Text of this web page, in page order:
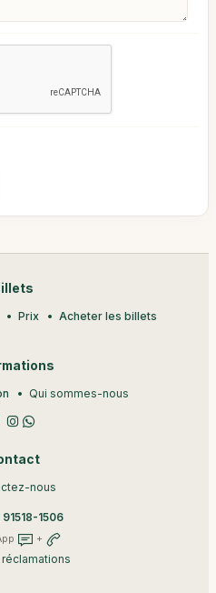
Prix Acheter les billets
Qui sommes-nous
nous
91518-1506
+